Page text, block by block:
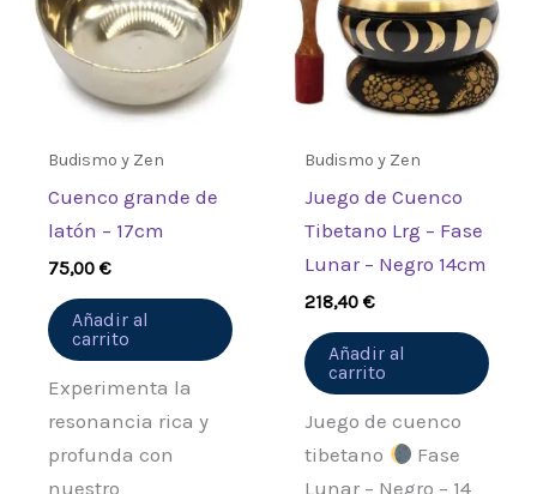
Blanco/Azul 14cm”
Debes acceder para publicar una
valoración.
Budismo y Zen
Cuenco grande de
latón – 17cm
75,00€
Añadir al
carrito
Experimenta la
resonancia rica y
profunda con
nuestro
Budismo y Zen
Juego de Cuenco
Tibetano Lrg – Fase
Lunar – Negro 14cm
218,40€
Añadir al
carrito
Juego de cuenco
tibetano
Fase
Lunar – Negro – 14